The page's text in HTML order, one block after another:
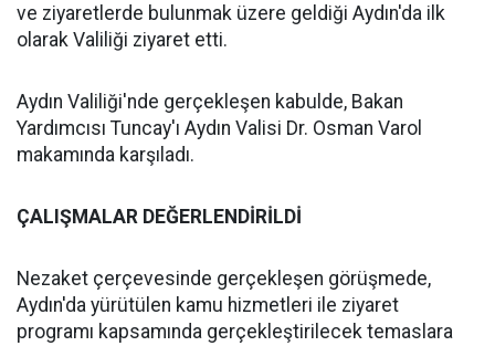
ve ziyaretlerde bulunmak üzere geldiği Aydın'da ilk
olarak Valiliği ziyaret etti.
Aydın Valiliği'nde gerçekleşen kabulde, Bakan
Yardımcısı Tuncay'ı Aydın Valisi Dr. Osman Varol
makamında karşıladı.
ÇALIŞMALAR DEĞERLENDİRİLDİ
Nezaket çerçevesinde gerçekleşen görüşmede,
Aydın'da yürütülen kamu hizmetleri ile ziyaret
programı kapsamında gerçekleştirilecek temaslara